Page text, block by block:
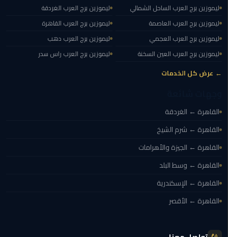
ليموزين
الجيزة
ليموزين
الاعمال
حدائق
الاهرام
ليموزين
الشيخ
زايد
ليموزين
ليموزين برج العرب الساحل الشمالي
ليموزين برج العرب العاصمة
ليموزين برج العرب العجمي
ليموزين برج العرب العين السخنة
ليموزين برج العرب الغردقة
ليموزين برج العرب القاهرة
ليموزين برج العرب دهب
ليموزين برج العرب راس سدر
← عرض كل الخدمات
القاهرة ← الغردقة
القاهرة ← شرم الشيخ
القاهرة ← الجيزة والأهرامات
القاهرة ← وسط البلد
القاهرة ← الإسكندرية
القاهرة ← الأقصر